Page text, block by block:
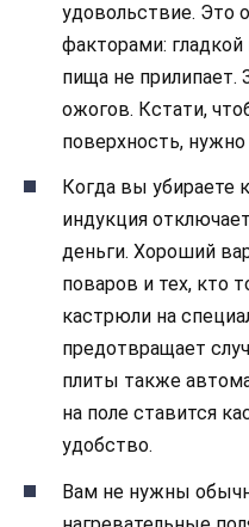
удовольствие. Это
факторами:
пища не прилипает.
ожогов. Кстати,
поверхность,
Когда вы убираете
индукция
деньги. Хороший
поваров и тех, кто
кастрюли на
предотвращает
плиты также
на поле ставится
удобство.
Вам не нужны